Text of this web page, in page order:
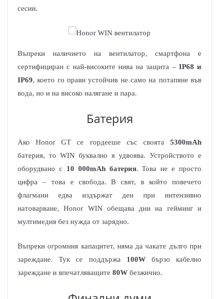
сесии.
Въпреки наличието на вентилатор, смартфона е
сертифициран с най-високите нива на защита – IP68 и
IP69, което го прави устойчив не само на потапяне във
вода, но и на високо налягане и пара.
Батерия
Ако Honor GT се гордееше със своята 5300mAh
батерия, то WIN буквално я удвоява. Устройството е
оборудвано с 10 000mAh батерия. Това не е просто
цифра – това е свобода. В свят, в който повечето
флагмани едва издържат ден при интензивно
натоварване, Honor WIN обещава дни на гейминг и
мултимедия без нужда от зарядно.
Въпреки огромния капацитет, няма да чакате дълго при
зареждане. Тук се поддържа 100W бързо кабелно
зареждане и впечатляващите 80W безжично.